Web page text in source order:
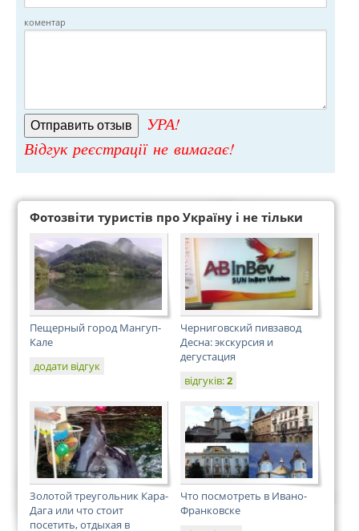
коментар
УРА!
Відгук реєстрації не вимагає!
Фотозвіти туристів про Україну і не тільки
Пещерный город Мангуп-
Кале
додати відгук
Черниговский пивзавод
Десна: экскурсия и
дегустация
відгуків:2
Золотой треугольник Кара-
Дага или что стоит
посетить, отдыхая в
Что посмотреть в Ивано-
Франковске